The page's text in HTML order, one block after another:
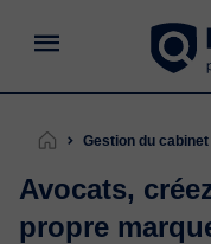
Gestion du cabinet
Avocats,
propre